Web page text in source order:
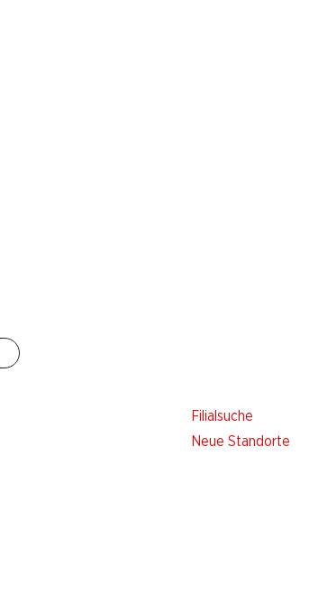
Melden Sie sich jetzt an!
Filialsuche
Neue Standorte